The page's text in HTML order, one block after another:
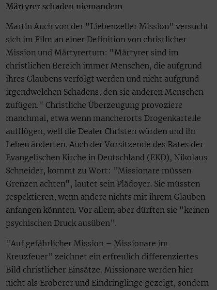
Märtyrer schaden niemandem
Martin Auch von der "Liebenzeller Mission" versucht
sich im Film an einer Definition von christlicher
Mission und Märtyrertum: "Märtyrer sind im
christlichen Bereich immer Menschen, die aufgrund
ihres Glaubens verfolgt werden und nicht aufgrund
irgendwelchen Schadens, den sie anderen Menschen
zufügen." Christliche Überzeugung provoziere
manchmal, etwa wenn mancherorts Drogenkartelle
aufflögen, weil die Dealer Christen würden und ihr
Leben änderten. Auch der Vorsitzende des Rates der
Evangelischen Kirche in Deutschland (EKD), Nikolaus
Schneider, kommt zu Wort: "Missionare müssen
Grenzen achten", lautet sein Plädoyer. Sie müssten
respektieren, wenn andere nichts mit ihrem Glauben
anfangen könnten. Vor allem aber dürften sie "keinen
psychischen Druck ausüben".
"Auf gefährlicher Mission – Missionare im
Kreuzfeuer" zeichnet ein erfreulich differenziertes
Bild christlicher Einsätze. Missionare werden hier
nicht als Eroberer und Eindringlinge gezeigt, sondern